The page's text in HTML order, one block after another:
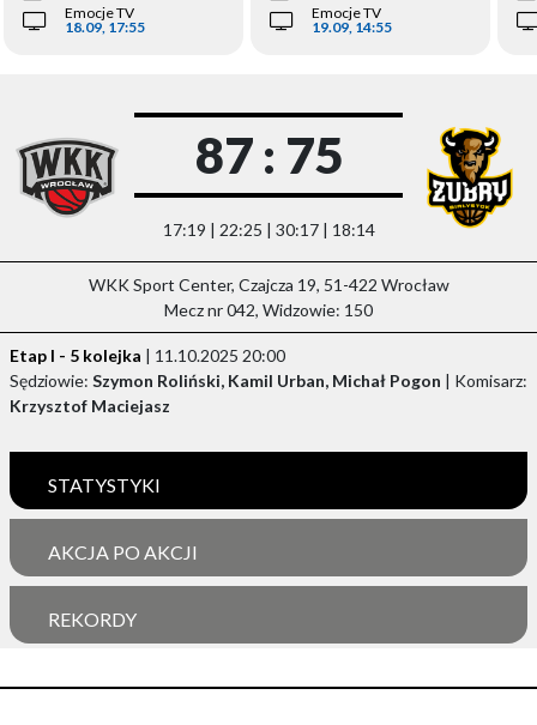
Emocje TV
18.09, 17:55
Emocje TV
19.09, 14:55
87 : 75
17:19 | 22:25 | 30:17 | 18:14
WKK Sport Center, Czajcza 19, 51-422 Wrocław
Mecz nr 042, Widzowie: 150
Etap I - 5 kolejka | 11.10.2025 20:00
Sędziowie: Szymon Roliński, Kamil Urban, Michał Pogon | Komisarz:
Krzysztof Maciejasz
STATYSTYKI
AKCJA PO AKCJI
REKORDY